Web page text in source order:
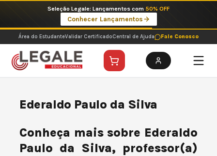
o
conteúdo
Seleção Legale: Lançamentos com 50% OFF
Conhecer Lançamentos
Área do EstudanteValidar CertificadoCentral de Ajuda Fale Conosco
Ederaldo Paulo da Silva
Conheça mais sobre Ederaldo
Paulo da Silva, professor(a)